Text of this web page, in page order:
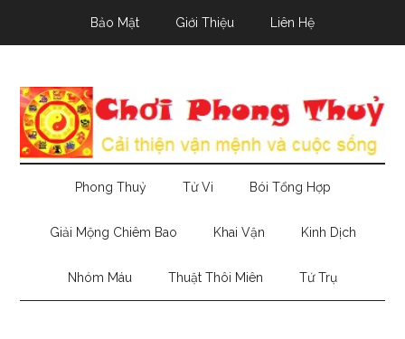
Bảo Mật Giới Thiệu Liên Hệ
Phong Thuỷ Tử Vi Bói Tổng Hợp
Giải Mộng Chiêm Bao Khai Vận Kinh Dịch
Nhóm Máu Thuật Thôi Miên Tứ Trụ